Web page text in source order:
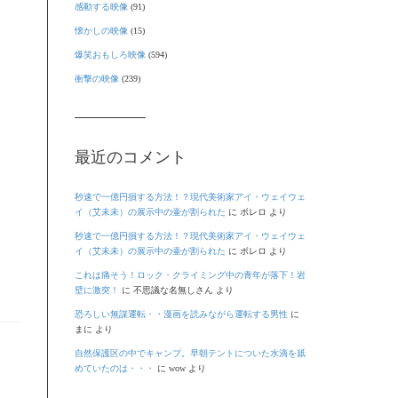
感動する映像 (91)
懐かしの映像 (15)
爆笑おもしろ映像 (594)
衝撃の映像 (239)
最近のコメント
秒速で一億円損する方法！？現代美術家アイ・ウェイウェ
イ（艾未未）の展示中の壷が割られた に ボレロ より
秒速で一億円損する方法！？現代美術家アイ・ウェイウェ
イ（艾未未）の展示中の壷が割られた に ボレロ より
これは痛そう！ロック・クライミング中の青年が落下！岩
壁に激突！
に 不思議な名無しさん より
恐ろしい無謀運転・・漫画を読みながら運転する男性に
まに より
自然保護区の中でキャンプ。早朝テントについた水滴を舐
めていたのは・・・
に wowより